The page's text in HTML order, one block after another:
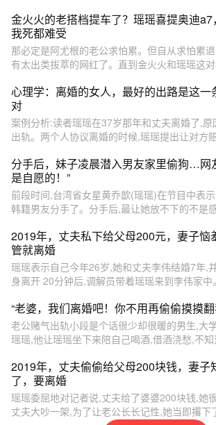
金火火的老搭档提车了？瑶瑶喜提奥迪
我死都难受
那必定是阿尤根的老公求怕累。但自从求怕累
有太出类拔萃的网红了。直到金火火和瑶瑶这
心理学：离婚的女人，最好的出路是这一
对
案例分析:读者瑶瑶在37岁那年和丈夫离婚了,
出轨。两个人协议离婚的时候,瑶瑶提出让对方
分手后，妹子凌晨潜入男友家里偷狗…网
是自愿的！”
前段时间,台湾省女星黄乔歆(瑶瑶)在节目中表
韩籍男友分手了。分手后,最让她放不下的不是
2019年，丈夫私下给父母200元，妻子恼
管就离婚
瑶瑶表示自己今年26岁,她和丈夫李伟结婚7年,
身离开 20分钟后,调解员带着瑶瑶来到李伟家中
“老婆，我们离婚吧！你不用再偷偷摸摸
老公赌气出轨小段是个话很少却很暖的男生,大
瑶瑶,他让瑶瑶坐下来陪自己喝酒,借酒浇愁,不知
2019年，丈夫偷偷给父母200块钱，妻子
了，要离婚
瑶瑶委屈地对记者说,丈夫给了婆婆200块钱,她
丈夫大吵一架,为了让老公长长记性,她当即撂下